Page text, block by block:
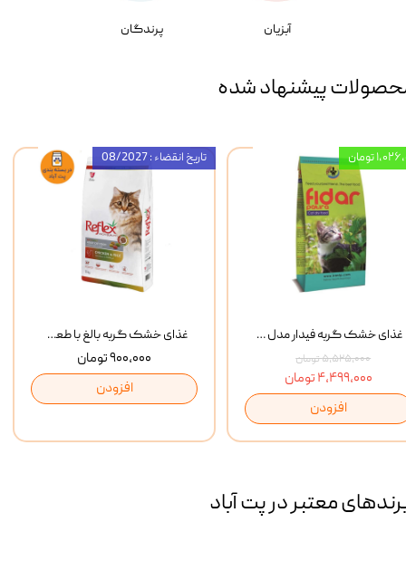
آبزیان پرندگان
پیشنهاد شده
غذای خشک گربه بالغ با طعم مرغ و برنج رفلکس Reflex Multi Color Chicken And Rice وزن 1 کیلوگرم
۹۰۰,۰۰۰ تومان
افزودن
تاریخ انقضاء : 08/2027
غذای خشک گربه فیدار مدل Adult وزن 10 کیلوگرم
۵,۵۲۵,۰۰۰ تومان
۴,۴۹۹,۰۰۰ تومان
افزودن
تومان
معتبر در پت آباد